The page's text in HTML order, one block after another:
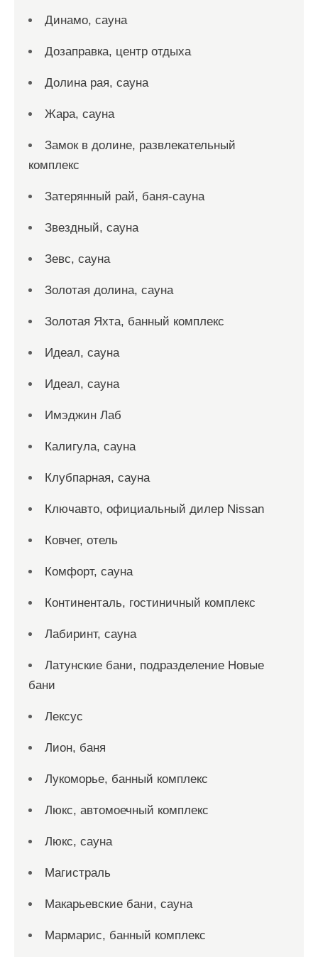
Динамо, сауна
Дозаправка, центр отдыха
Долина рая, сауна
Жара, сауна
Замок в долине, развлекательный
комплекс
Затерянный рай, баня-сауна
Звездный, сауна
Зевс, сауна
Золотая долина, сауна
Золотая Яхта, банный комплекс
Идеал, сауна
Идеал, сауна
Имэджин Лаб
Калигула, сауна
Клубпарная, сауна
Ключавто, официальный дилер Nissan
Ковчег, отель
Комфорт, сауна
Континенталь, гостиничный комплекс
Лабиринт, сауна
Латунские бани, подразделение Новые
бани
Лексус
Лион, баня
Лукоморье, банный комплекс
Люкс, автомоечный комплекс
Люкс, сауна
Магистраль
Макарьевские бани, сауна
Мармарис, банный комплекс